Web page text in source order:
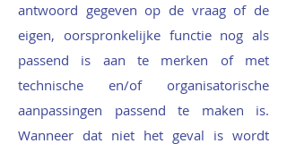
antwoord gegeven op de vraag of de
eigen, oorspronkelijke functie nog als
passend is aan te merken of met
technische en/of organisatorische
aanpassingen passend te maken is.
Wanneer dat niet het geval is wordt